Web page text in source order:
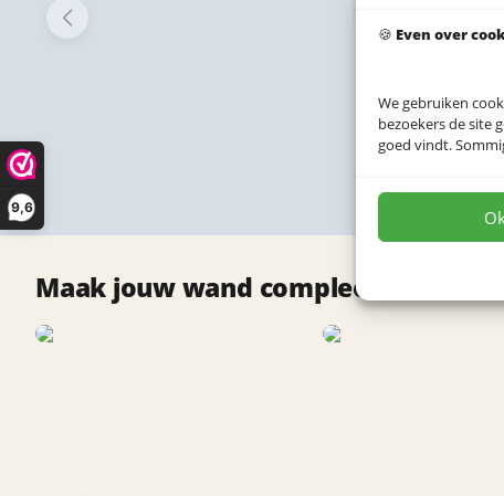
9,6
🍪 Even over
We gebruiken
bezoekers de site
goed vindt.
Maak jouw wand compleet met deze